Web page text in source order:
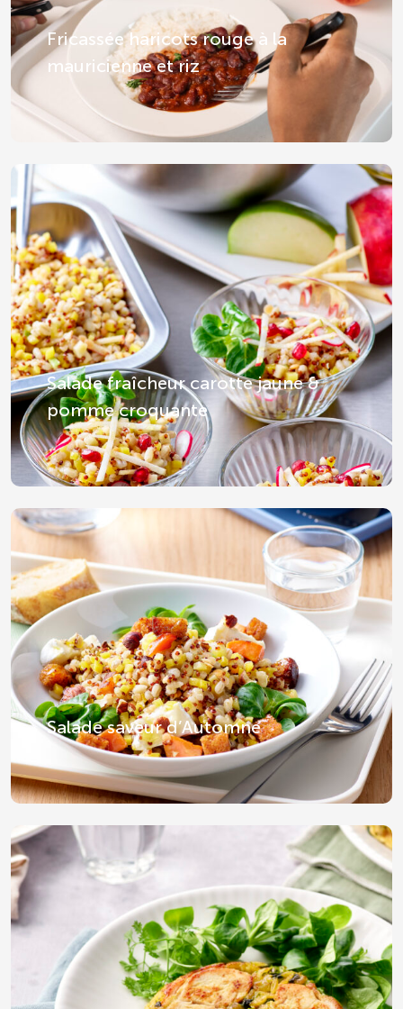
Fricassée haricots rouge à la
mauricienne et riz
Salade fraîcheur carotte jaune &
pomme croquante
Salade saveur d’Automne